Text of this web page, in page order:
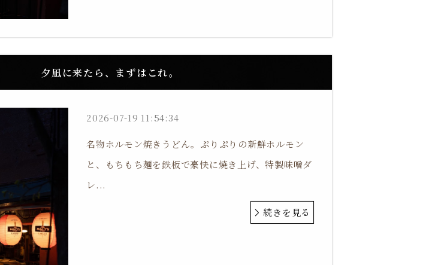
夕凪に来たら、まずはこれ。
2026-07-19 11:54:34
名物ホルモン焼きうどん。ぷりぷりの新鮮ホルモン
と、もちもち麺を鉄板で豪快に焼き上げ、特製味噌ダ
レ...
続きを見る